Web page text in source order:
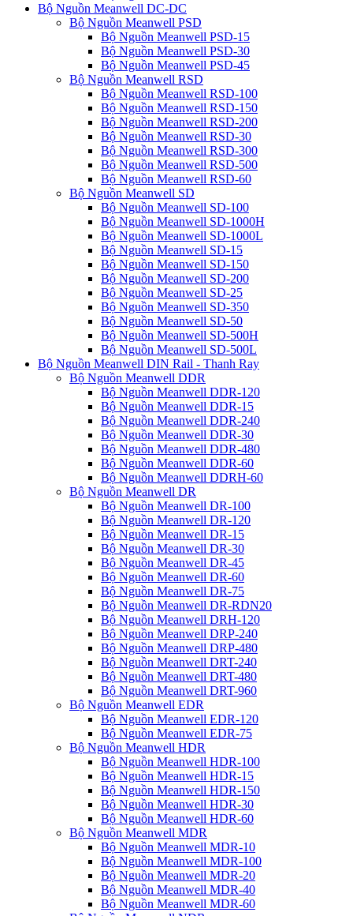
Bộ Nguồn Meanwell DC-DC
Bộ Nguồn Meanwell PSD
Bộ Nguồn Meanwell PSD-15
Bộ Nguồn Meanwell PSD-30
Bộ Nguồn Meanwell PSD-45
Bộ Nguồn Meanwell RSD
Bộ Nguồn Meanwell RSD-100
Bộ Nguồn Meanwell RSD-150
Bộ Nguồn Meanwell RSD-200
Bộ Nguồn Meanwell RSD-30
Bộ Nguồn Meanwell RSD-300
Bộ Nguồn Meanwell RSD-500
Bộ Nguồn Meanwell RSD-60
Bộ Nguồn Meanwell SD
Bộ Nguồn Meanwell SD-100
Bộ Nguồn Meanwell SD-1000H
Bộ Nguồn Meanwell SD-1000L
Bộ Nguồn Meanwell SD-15
Bộ Nguồn Meanwell SD-150
Bộ Nguồn Meanwell SD-200
Bộ Nguồn Meanwell SD-25
Bộ Nguồn Meanwell SD-350
Bộ Nguồn Meanwell SD-50
Bộ Nguồn Meanwell SD-500H
Bộ Nguồn Meanwell SD-500L
Bộ Nguồn Meanwell DIN Rail - Thanh Ray
Bộ Nguồn Meanwell DDR
Bộ Nguồn Meanwell DDR-120
Bộ Nguồn Meanwell DDR-15
Bộ Nguồn Meanwell DDR-240
Bộ Nguồn Meanwell DDR-30
Bộ Nguồn Meanwell DDR-480
Bộ Nguồn Meanwell DDR-60
Bộ Nguồn Meanwell DDRH-60
Bộ Nguồn Meanwell DR
Bộ Nguồn Meanwell DR-100
Bộ Nguồn Meanwell DR-120
Bộ Nguồn Meanwell DR-15
Bộ Nguồn Meanwell DR-30
Bộ Nguồn Meanwell DR-45
Bộ Nguồn Meanwell DR-60
Bộ Nguồn Meanwell DR-75
Bộ Nguồn Meanwell DR-RDN20
Bộ Nguồn Meanwell DRH-120
Bộ Nguồn Meanwell DRP-240
Bộ Nguồn Meanwell DRP-480
Bộ Nguồn Meanwell DRT-240
Bộ Nguồn Meanwell DRT-480
Bộ Nguồn Meanwell DRT-960
Bộ Nguồn Meanwell EDR
Bộ Nguồn Meanwell EDR-120
Bộ Nguồn Meanwell EDR-75
Bộ Nguồn Meanwell HDR
Bộ Nguồn Meanwell HDR-100
Bộ Nguồn Meanwell HDR-15
Bộ Nguồn Meanwell HDR-150
Bộ Nguồn Meanwell HDR-30
Bộ Nguồn Meanwell HDR-60
Bộ Nguồn Meanwell MDR
Bộ Nguồn Meanwell MDR-10
Bộ Nguồn Meanwell MDR-100
Bộ Nguồn Meanwell MDR-20
Bộ Nguồn Meanwell MDR-40
Bộ Nguồn Meanwell MDR-60